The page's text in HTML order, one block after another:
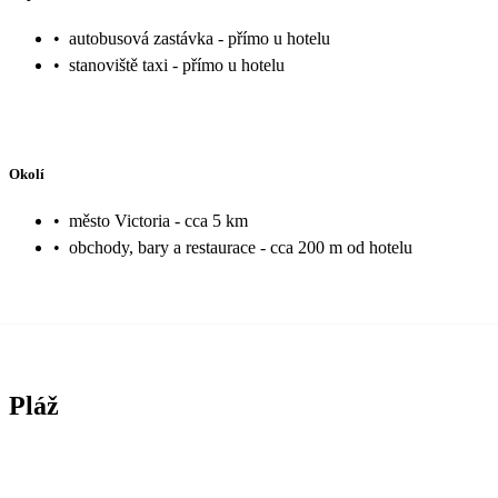
• autobusová zastávka - přímo u hotelu
• stanoviště taxi - přímo u hotelu
Okolí
• město Victoria - cca 5 km
• obchody, bary a restaurace - cca 200 m od hotelu
Pláž